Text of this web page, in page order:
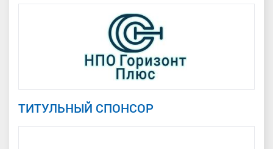
ТИТУЛЬНЫЙ СПОНСОР